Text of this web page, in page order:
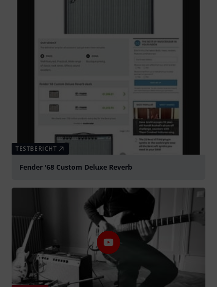
TESTBERICHT
Fender '68 Custom Deluxe Reverb